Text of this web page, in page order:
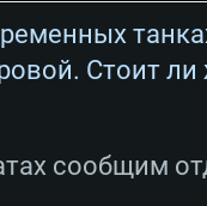
Стоит
сообщим